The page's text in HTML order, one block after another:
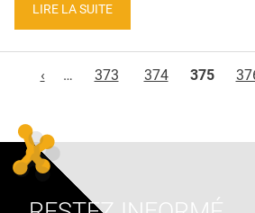
LIRE LA SUITE
‹
… 373 374 375